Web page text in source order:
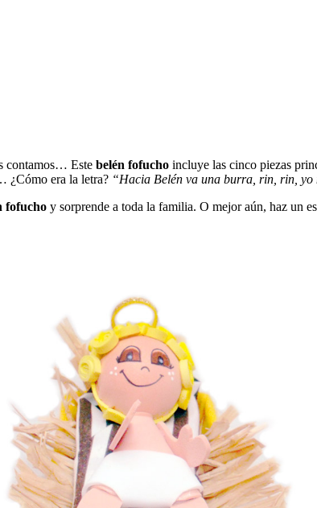
contamos… Este belén fofucho incluye las cinco piezas
¿Cómo era la letra? “Hacia Belén va una burra, rin, rin, yo
fofucho y sorprende a toda la familia. O mejor aún, haz un